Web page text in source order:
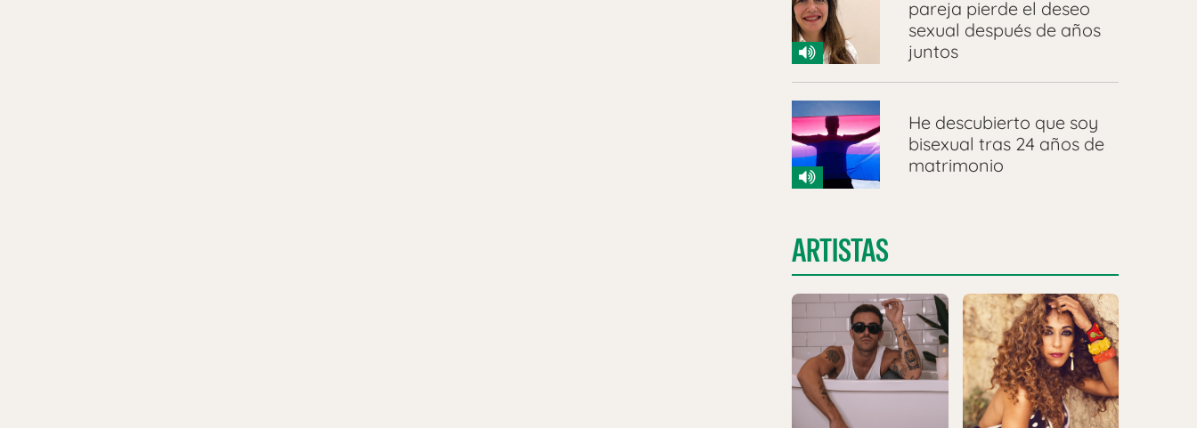
pareja pierde el deseo
sexual después de años
juntos
He descubierto que soy
bisexual tras 24 años de
matrimonio
ARTISTAS